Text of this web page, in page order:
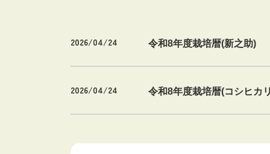
2026/04/24 令和8年度栽培暦(新之助)
2026/04/24 令和8年度栽培暦(コシヒカ